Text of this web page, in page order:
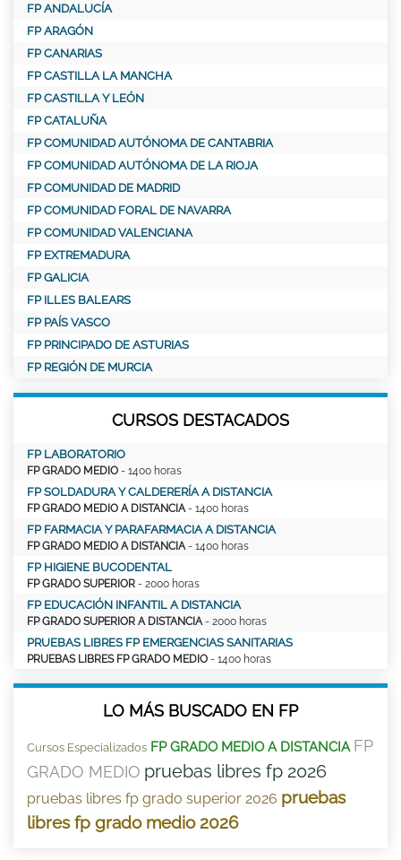
FP ANDALUCÍA
FP ARAGÓN
FP CANARIAS
FP CASTILLA LA MANCHA
FP CASTILLA Y LEÓN
FP CATALUÑA
FP COMUNIDAD AUTÓNOMA DE CANTABRIA
FP COMUNIDAD AUTÓNOMA DE LA RIOJA
FP COMUNIDAD DE MADRID
FP COMUNIDAD FORAL DE NAVARRA
FP COMUNIDAD VALENCIANA
FP EXTREMADURA
FP GALICIA
FP ILLES BALEARS
FP PAÍS VASCO
FP PRINCIPADO DE ASTURIAS
FP REGIÓN DE MURCIA
CURSOS DESTACADOS
FP LABORATORIO
FP GRADO MEDIO - 1400 horas
FP SOLDADURA Y CALDERERÍA A DISTANCIA
FP GRADO MEDIO A DISTANCIA - 1400 horas
FP FARMACIA Y PARAFARMACIA A DISTANCIA
FP GRADO MEDIO A DISTANCIA - 1400 horas
FP HIGIENE BUCODENTAL
FP GRADO SUPERIOR - 2000 horas
FP EDUCACIÓN INFANTIL A DISTANCIA
FP GRADO SUPERIOR A DISTANCIA - 2000 horas
PRUEBAS LIBRES FP EMERGENCIAS SANITARIAS
PRUEBAS LIBRES FP GRADO MEDIO - 1400 horas
LO MÁS BUSCADO EN FP
Cursos Especializados FP GRADO MEDIO A DISTANCIA FP
GRADO MEDIO pruebas libres fp 2026
pruebas libres fp grado superior 2026 pruebas
libres fp grado medio 2026